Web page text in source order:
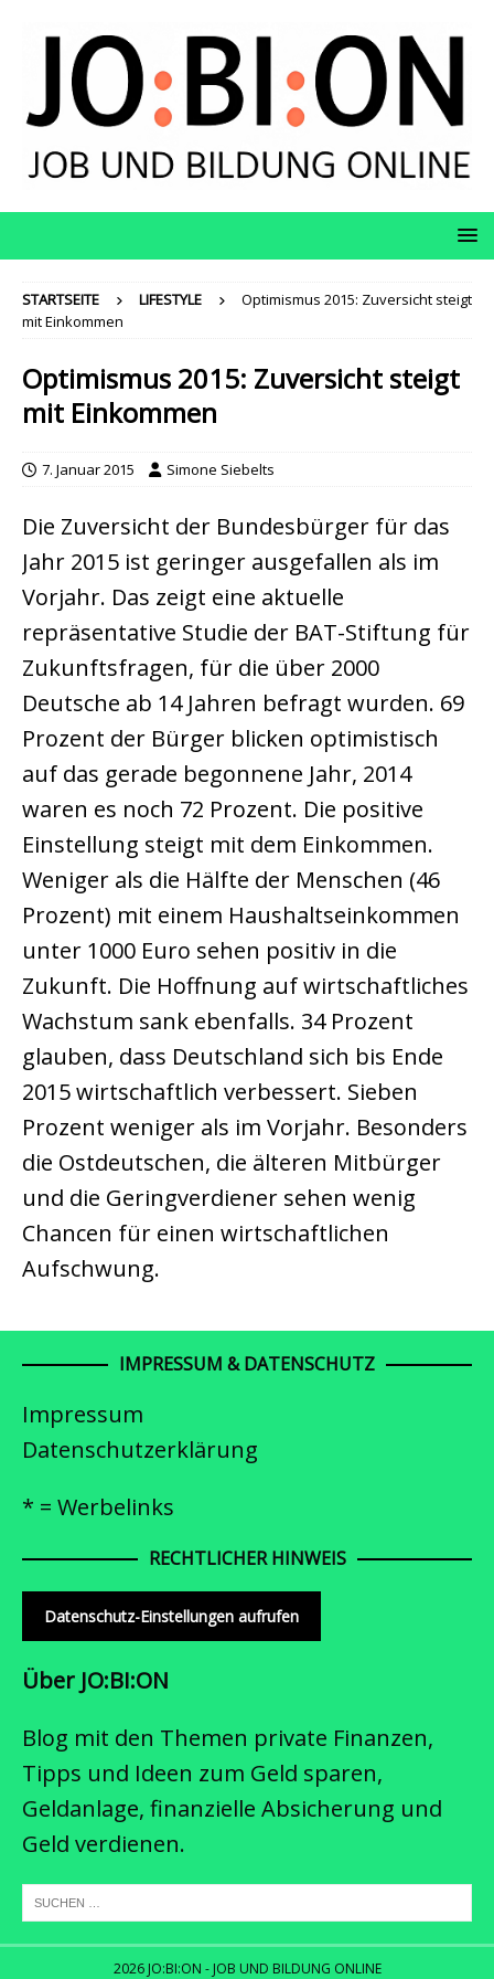
STARTSEITE LIFESTYLE
Optimismus 2015: Zuversicht steigt
mit Einkommen
Optimismus 2015: Zuversicht steigt
mit Einkommen
7. Januar 2015 Simone Siebelts
Die Zuversicht der Bundesbürger für das
Jahr 2015 ist geringer ausgefallen als im
Vorjahr. Das zeigt eine aktuelle
repräsentative Studie der BAT-Stiftung für
Zukunftsfragen, für die über 2000
Deutsche ab 14 Jahren befragt wurden. 69
Prozent der Bürger blicken optimistisch
auf das gerade begonnene Jahr, 2014
waren es noch 72 Prozent. Die positive
Einstellung steigt mit dem Einkommen.
Weniger als die Hälfte der Menschen (46
Prozent) mit einem Haushaltseinkommen
unter 1000 Euro sehen positiv in die
Zukunft. Die Hoffnung auf wirtschaftliches
Wachstum sank ebenfalls. 34 Prozent
glauben, dass Deutschland sich bis Ende
2015 wirtschaftlich verbessert. Sieben
Prozent weniger als im Vorjahr. Besonders
die Ostdeutschen, die älteren Mitbürger
und die Geringverdiener sehen wenig
Chancen für einen wirtschaftlichen
Aufschwung.
IMPRESSUM & DATENSCHUTZ
Impressum
Datenschutzerklärung
* = Werbelinks
RECHTLICHER HINWEIS
Datenschutz-Einstellungen aufrufen
Über JO:BI:ON
Blog mit den Themen private Finanzen,
Tipps und Ideen zum Geld sparen,
Geldanlage, finanzielle Absicherung und
Geld verdienen.
2026 JO:BI:ON - JOB UND BILDUNG ONLINE